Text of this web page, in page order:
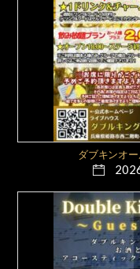
ダブキンオ